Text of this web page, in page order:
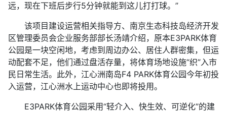
远，现在下班后步行5分钟就能到这儿打打球。”
该项目建设运营相关指导方、南京生态科技岛经济开发
区管理委员会企业服务部部长汤靖介绍，原本E3PARK体育
公园是一块空闲地，考虑到周边办公、居住人群密集，但运
动配套不足，他们通过盘活存量，将体育场地设施“织”入市
民日常生活。此外，江心洲南岛F4 PARK体育公园今年初投
入运营，江心洲水上运动中心也即将投用。
E3PARK体育公园采用“轻介入、快生效、可逆化”的建